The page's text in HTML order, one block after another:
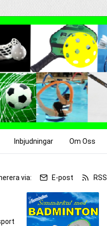
Inbjudningar Om Oss
via: E-post RSS